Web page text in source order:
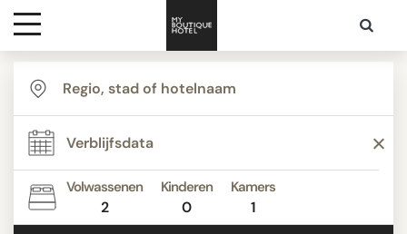
Bestemmingen
Hoteltypes
Contact
Volwassenen
2
Kinderen
0
Kamers
1